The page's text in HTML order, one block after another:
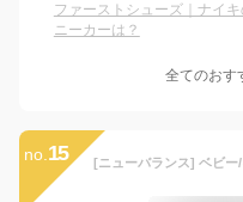
ファーストシューズ｜ナイ
ニーカーは？
全てのおす
no. 15